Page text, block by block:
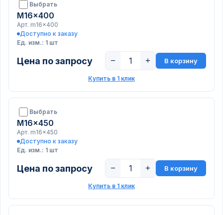
Выбрать
M16x400
Арт. m16x400
Доступно к заказу
Ед. изм.: 1 шт
Цена по запросу − + В корзину
Купить в 1 клик
Выбрать
M16x450
Арт. m16x450
Доступно к заказу
Ед. изм.: 1 шт
Цена по запросу − + В корзину
Купить в 1 клик